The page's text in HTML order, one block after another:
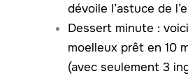
dévoile l’astuce de
Dessert minute :
moelleux prêt en 10
(avec seulement 3